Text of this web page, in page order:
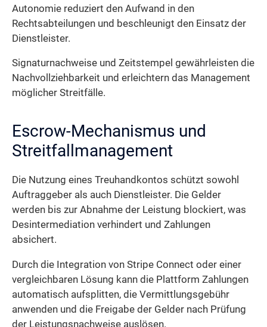
Autonomie reduziert den Aufwand in den
Rechtsabteilungen und beschleunigt den Einsatz der
Dienstleister.
Signaturnachweise und Zeitstempel gewährleisten die
Nachvollziehbarkeit und erleichtern das Management
möglicher Streitfälle.
Escrow-Mechanismus und
Streitfallmanagement
Die Nutzung eines Treuhandkontos schützt sowohl
Auftraggeber als auch Dienstleister. Die Gelder
werden bis zur Abnahme der Leistung blockiert, was
Desintermediation verhindert und Zahlungen
absichert.
Durch die Integration von Stripe Connect oder einer
vergleichbaren Lösung kann die Plattform Zahlungen
automatisch aufsplitten, die Vermittlungsgebühr
anwenden und die Freigabe der Gelder nach Prüfung
der Leistungsnachweise auslösen.